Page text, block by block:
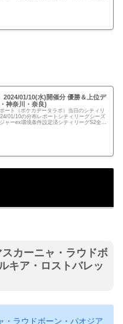
2024/01/10(水)開催分 優勝＆上位デ
神奈川・奈良)
ート（ポケカデータラボ）当日のシティリ
01/10の分布レポートシティリーグシーズ
ャーex環境条件設定済シティリーグS2全体
スカーニャ・ラウドボ
キア・ロストバレッ
・ラウドボーン・パオジア